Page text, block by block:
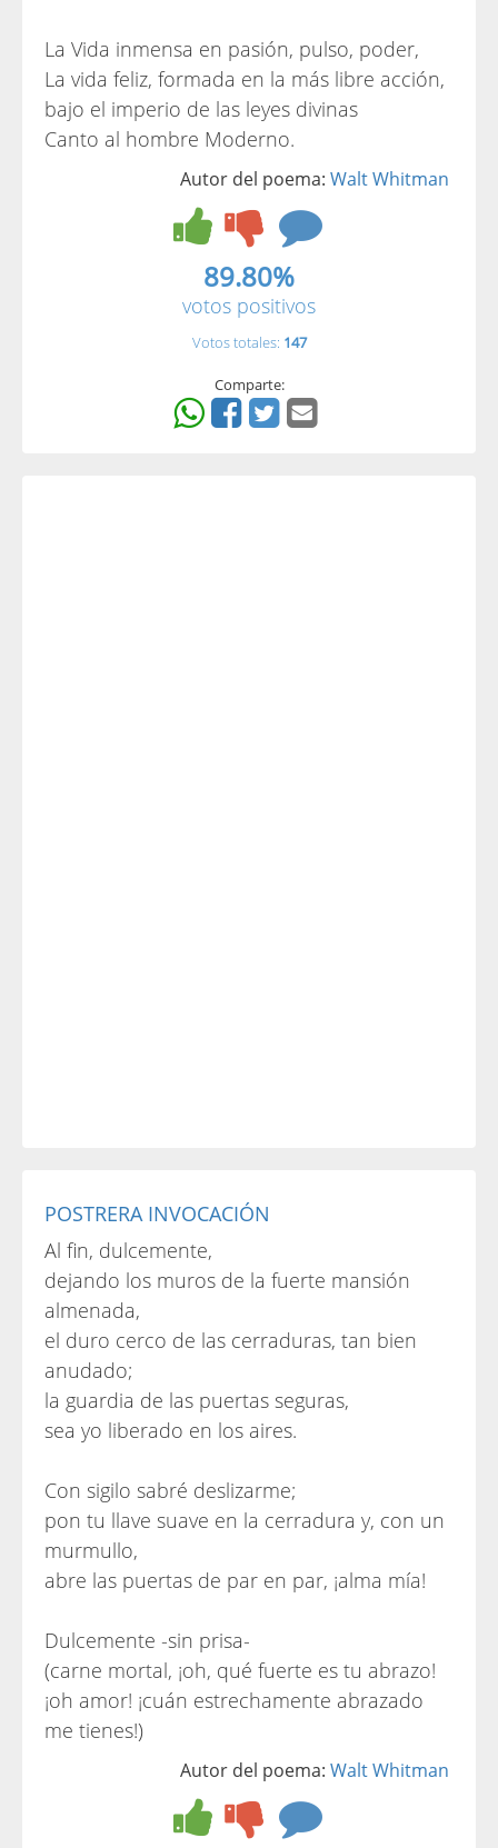
La Vida inmensa en pasión, pulso, poder,
La vida feliz, formada en la más libre acción,
bajo el imperio de las leyes divinas
Canto al hombre Moderno.
Autor del poema: Walt Whitman
89.80%
votos positivos
Votos totales: 147
Comparte:
POSTRERA INVOCACIÓN
Al fin, dulcemente,
dejando los muros de la fuerte mansión
almenada,
el duro cerco de las cerraduras, tan bien
anudado;
la guardia de las puertas seguras,
sea yo liberado en los aires.
Con sigilo sabré deslizarme;
pon tu llave suave en la cerradura y, con un
murmullo,
abre las puertas de par en par, ¡alma mía!
Dulcemente -sin prisa-
(carne mortal, ¡oh, qué fuerte es tu abrazo!
¡oh amor! ¡cuán estrechamente abrazado
me tienes!)
Autor del poema: Walt Whitman